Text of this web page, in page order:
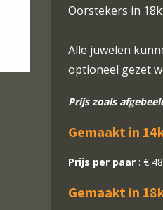
Oorstekers in
Alle juwelen
optioneel gezet
Prijs zoals
Gemaakt in
Prijs per paar : €
Gemaakt in